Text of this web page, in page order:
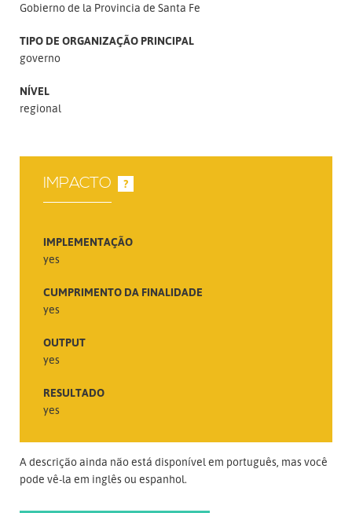
Gobierno de la Provincia de Santa Fe
TIPO DE ORGANIZAÇÃO PRINCIPAL
governo
NÍVEL
regional
IMPACTO ?
IMPLEMENTAÇÃO
yes
CUMPRIMENTO DA FINALIDADE
yes
OUTPUT
yes
RESULTADO
yes
A descrição ainda não está disponível em português, mas você
pode vê-la em inglês ou espanhol.